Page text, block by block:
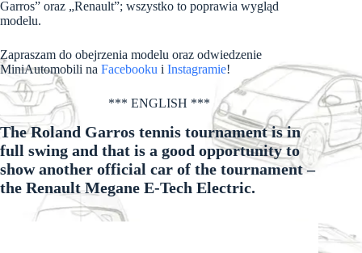
Garros” oraz „Renault”; wszystko to poprawia wygląd
modelu.
Zapraszam do obejrzenia modelu oraz odwiedzenie
MiniAutomobili na Facebooku i Instagramie!
*** ENGLISH ***
The Roland Garros tennis tournament is in
full swing and that is a good opportunity to
show another official car of the tournament –
the Renault Megane E-Tech Electric.